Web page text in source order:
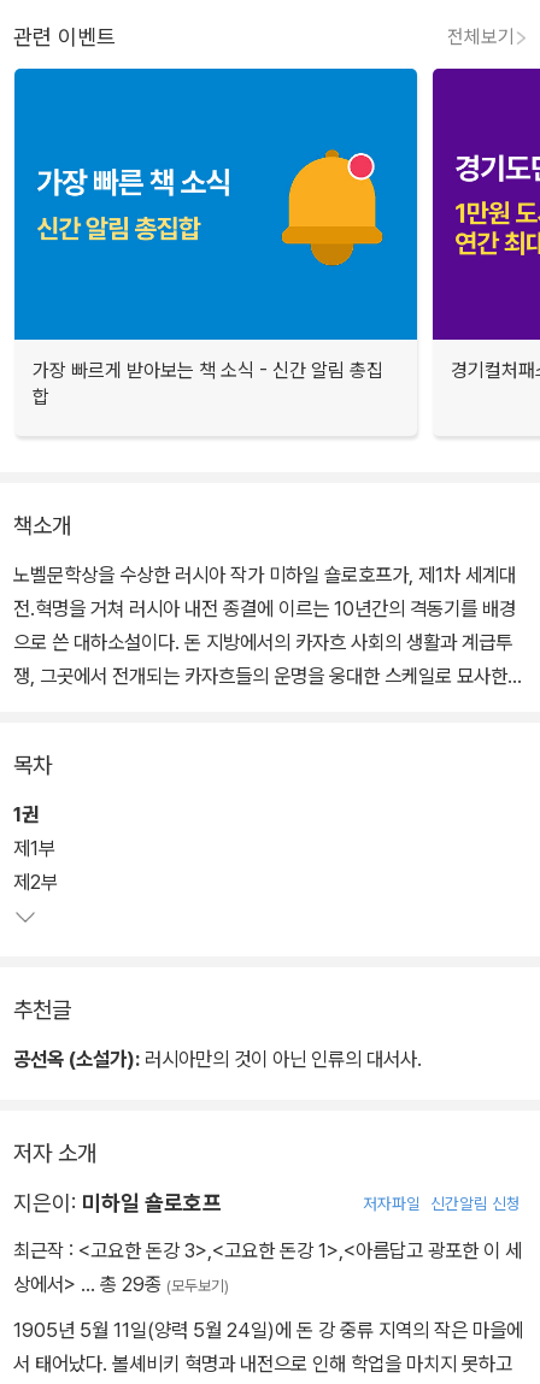
관련 이벤트 전체보기
가장 빠르게 받아보는 책 소식 - 신간 알림 총집
합
경기컬처
책소개
노벨문학상을 수상한 러시아 작가 미하일 숄로호프가, 제1차 세계대
전.혁명을 거쳐 러시아 내전 종결에 이르는 10년간의 격동기를 배경
으로 쓴 대하소설이다. 돈 지방에서의 카자흐 사회의 생활과 계급투
쟁, 그곳에서 전개되는 카자흐들의 운명을 웅대한 스케일로 묘사한
주인공 그레고리는 풍부한 감수성을 지닌 청년이지만 자신의 양심이
명하는 대로 반혁명군과 적군사이를 전전하면서 파국에 빠져든다. 작
가는 남의 아내와의 격렬한 사랑으로 살아가면서, 혁명에 의해 유린
당하는 주인공의 비극을 돈 지방 카자흐들의 운명과 함께 그려낸다.
목차
1권
제1부
제2부
추천글
공선옥 (소설가): 러시아만의 것이 아닌 인류의 대서사.
저자 소개
지은이: 미하일 숄로호프 저자파일 신간알림 신청
최근작 : <고요한 돈강 3>,<고요한 돈강 1>,<아름답고 광포한 이 세
상에서> … 총 29종 (모두보기)
1905년 5월 11일(양력 5월 24일)에 돈 강 중류 지역의 작은 마을에
서 태어났다. 볼셰비키 혁명과 내전으로 인해 학업을 마치지 못하고